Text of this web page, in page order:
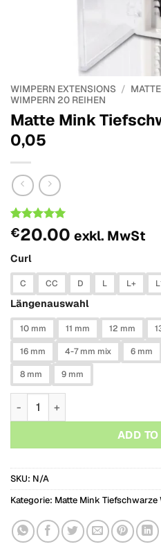
WIMPERN EXTENSIONS /
WIMPERN 20 REIHEN
Matte Mink
0,05
Bemessungs
- 5out of
5 based on
1
customer
rating
€20.00 exkl. MwSt
Curl
C CC D L L+
Längenauswahl
10 mm 11 mm 12 mm
16 mm 4-7 mm mix 6 mm
8 mm 9 mm
Matte Mink Tiefschwarze
ADD
SKU: N/A
Kategorie: Matte Mink Tiefschwarze